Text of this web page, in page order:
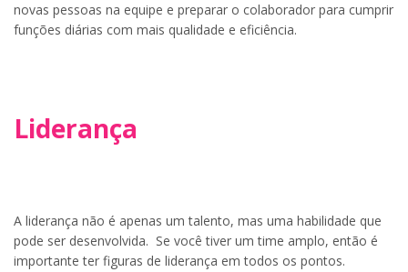
novas pessoas na equipe e preparar o colaborador para cumprir
funções diárias com mais qualidade e eficiência.
Liderança
A liderança não é apenas um talento, mas uma habilidade que
pode ser desenvolvida. Se você tiver um time amplo, então é
importante ter figuras de liderança em todos os pontos.